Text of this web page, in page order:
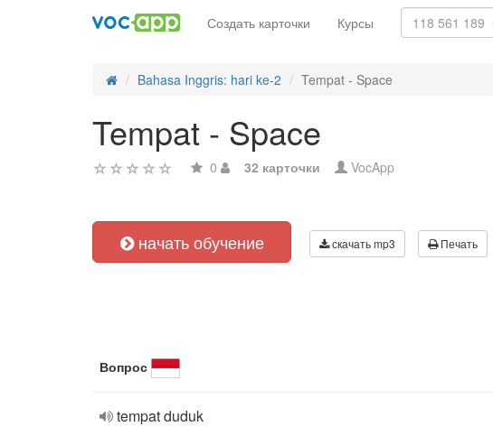
Создать карточки Курсы
Bahasa Inggris: hari ke-2 Tempat - Space
Tempat - Space
0 32 карточки VocApp
начать обучение скачать mp3 Печать
Вопрос
tempat duduk